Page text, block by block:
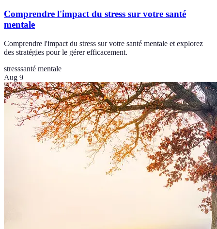
Comprendre l'impact du stress sur votre santé
mentale
Comprendre l'impact du stress sur votre santé mentale et explorez
des stratégies pour le gérer efficacement.
stresssanté mentale
Aug 9